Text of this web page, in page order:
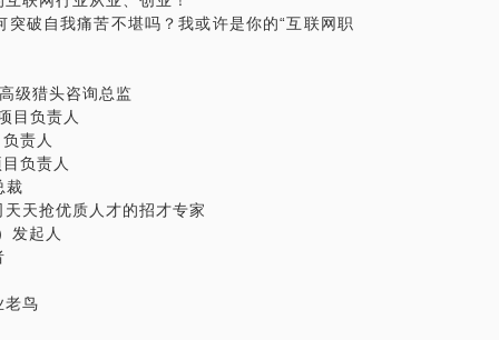
破自我痛苦不堪吗？我或许是你的“互联网职
级猎头咨询总监
目负责人
责人
负责人
裁
天抢优质人才的招才专家
发起人
老鸟